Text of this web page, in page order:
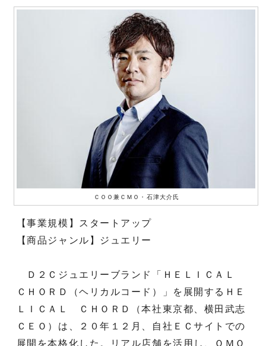
ＣＯＯ兼ＣＭＯ・石津大介氏
【事業規模】スタートアップ
【商品ジャンル】ジュエリー
Ｄ２Ｃジュエリーブランド「ＨＥＬＩＣＡＬ
ＣＨＯＲＤ（ヘリカルコード）」を展開するＨＥ
ＬＩＣＡＬ ＣＨＯＲＤ（本社東京都、横田武志
ＣＥＯ）は、２０年１２月、自社ＥＣサイトでの
展開を本格化した。リアル店舗を活用し、ＯＭＯ